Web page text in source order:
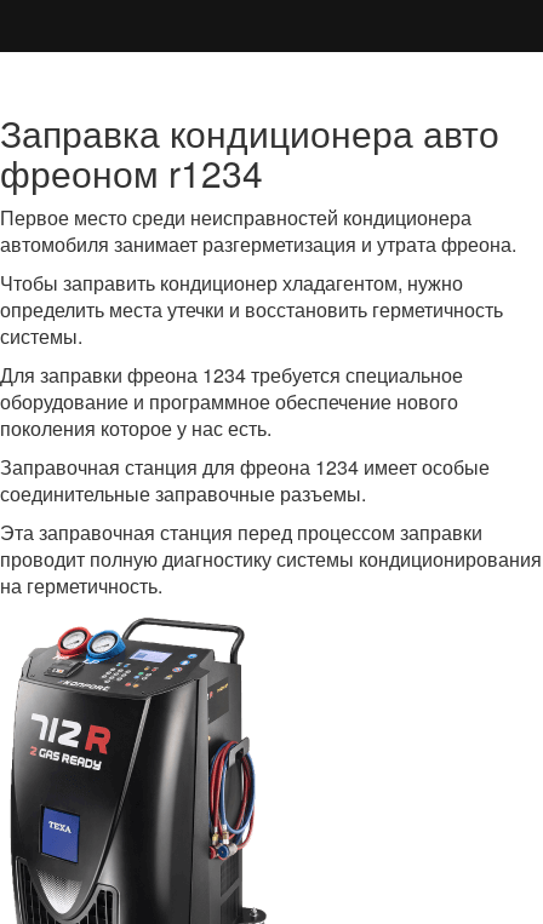
Заправка кондиционера авто
фреоном r1234
Первое место среди неисправностей кондиционера
автомобиля занимает разгерметизация и утрата фреона.
Чтобы заправить кондиционер хладагентом, нужно
определить места утечки и восстановить герметичность
системы.
Для заправки фреона 1234 требуется специальное
оборудование и программное обеспечение нового
поколения которое у нас есть.
Заправочная станция для фреона 1234 имеет особые
соединительные заправочные разъемы.
Эта заправочная станция перед процессом заправки
проводит полную диагностику системы кондиционирования
на герметичность.